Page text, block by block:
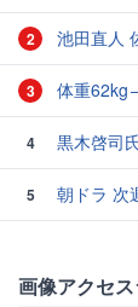
2 池田直人
3 体重
4 黒木啓司
5
朝ドラ 次
画像アクセ